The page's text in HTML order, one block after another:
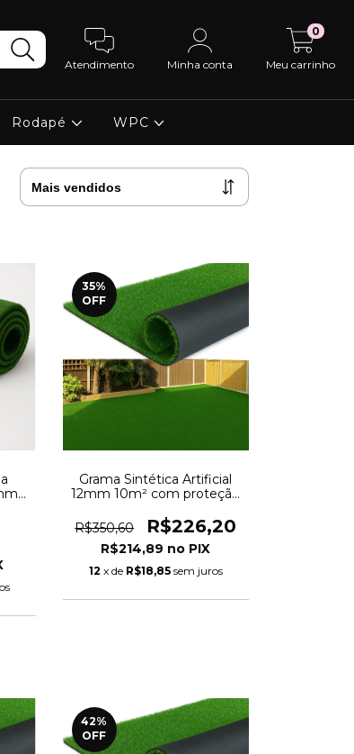
Atendimento Minha conta Meu carrinho
0
Rodapé WPC
35%
OFF
Grama Sintética Artificial
12mm 10m² com proteção
5,00m
R$350,60 R$226,20
R$214,89
12 x de R$18,85 sem juros
42%
OFF